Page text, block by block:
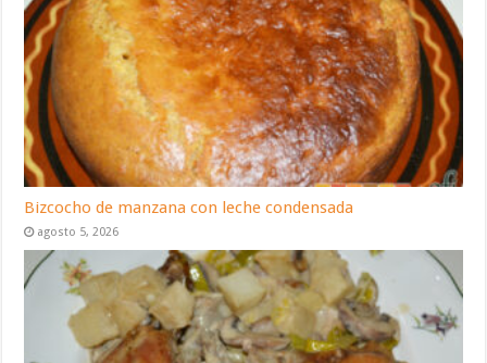
Bizcocho de manzana con leche condensada
agosto 5, 2026